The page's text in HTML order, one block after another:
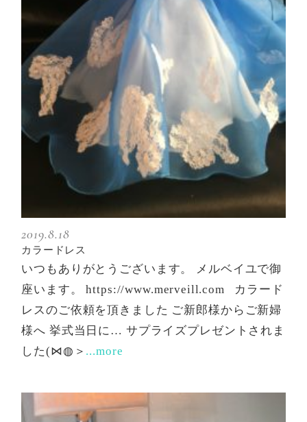
2019.8.18
カラードレス
いつもありがとうございます。 メルベイユで御
座います。 https://www.merveill.com カラード
レスのご依頼を頂きました ご新郎様からご新婦
様へ 挙式当日に… サプライズプレゼントされま
した(⋈◍＞ ...more